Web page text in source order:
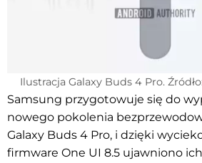
Ilustracja Galaxy Buds 4 Pro.
Samsung przygotowuje się do
nowego pokolenia
Galaxy Buds 4 Pro, i dzięki
firmware One UI 8.5 ujawniono